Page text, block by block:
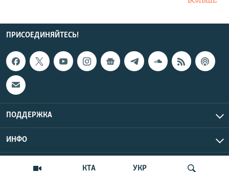
КТА УКР
ПРИСОЕДИНЯЙТЕСЬ!
ПОДДЕРЖКА
ИНФО
Copyright Крым.Реалии, 2026 | Все права защищены.
UTC+3